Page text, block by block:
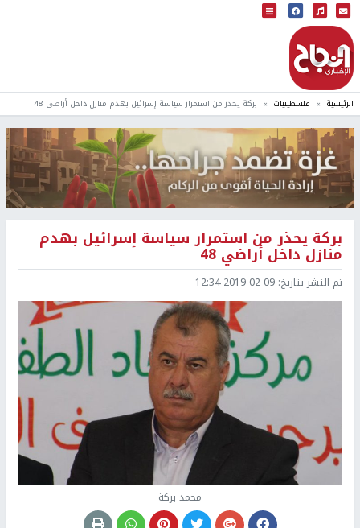
البث المباشر
إذاعة النجاح
الرئيسية فلسطينيات بركة يحذر من استمرار سياسة إسرائيل بهدم منازل داخل أراضي 48
بركة يحذر من استمرار سياسة إسرائيل بهدم
منازل داخل أراضي 48
تم النشر بتاريخ: 2019-02-09 12:34
محمد بركة